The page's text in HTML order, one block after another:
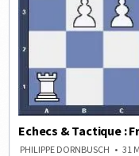
Echecs & Tactique :
PHILIPPE DORNBUSCH 31